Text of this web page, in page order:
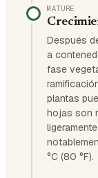
MATURE
Después
a
fase
plantas
hojas son
°C (80 °F).